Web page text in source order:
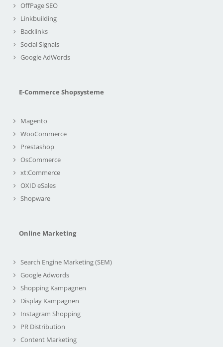
OffPage SEO
Linkbuilding
Backlinks
Social Signals
Google AdWords
E-Commerce Shopsysteme
Magento
WooCommerce
Prestashop
OsCommerce
xt:Commerce
OXID eSales
Shopware
Online Marketing
Search Engine Marketing (SEM)
Google Adwords
Shopping Kampagnen
Display Kampagnen
Instagram Shopping
PR Distribution
Content Marketing